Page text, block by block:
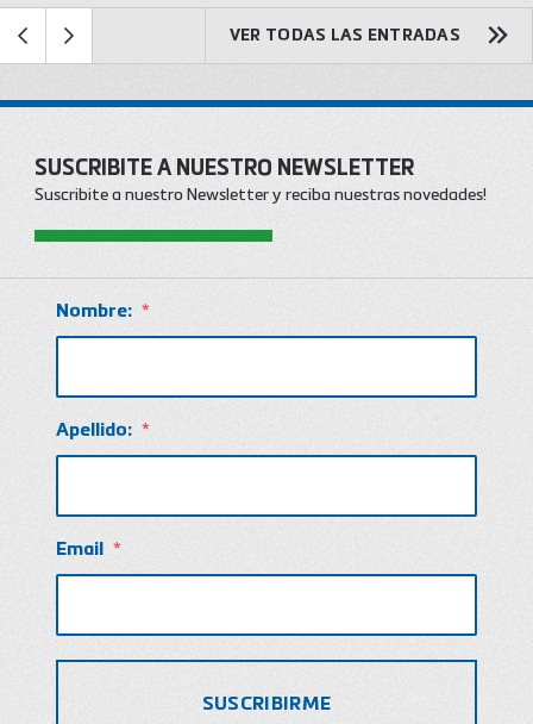
VER TODAS LAS ENTRADAS
SUSCRIBITE A NUESTRO NEWSLETTER
Suscribite a nuestro Newsletter y reciba nuestras novedades!
Nombre: *
Apellido: *
Email *